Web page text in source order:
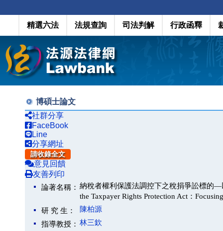
精選六法 法規查詢 司法判解 行政函釋
博碩士論文
社群分享
FaceBook
Line
分享網址
請收錄全文
意見回饋
友善列印
論著名稱： 納稅者權利保護法調控下之稅捐爭訟標的—
the Taxpayer Rights Protection Act：
研 究 生：
陳柏源
指導教授： 林三欽